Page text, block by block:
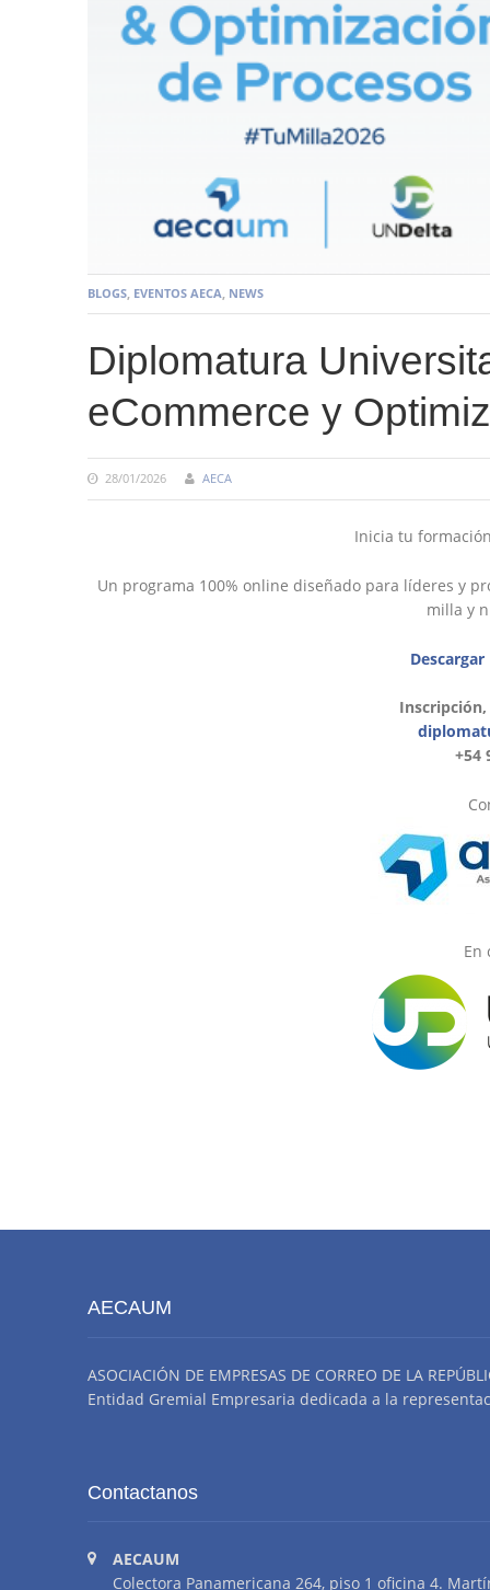
BLOGS, EVENTOS AECA, NEWS
Diplomatura
eCommerce y
28/01/2026 AECA
Inicia tu
Un programa 100% online diseñado para líderes y
milla y
+54
En
AECAUM
ASOCIACIÓN DE EMPRESAS DE CORREO DE LA
Entidad Gremial Empresaria dedicada a la
Contactanos
AECAUM
Colectora Panamericana 264, piso 1 oficina 4.